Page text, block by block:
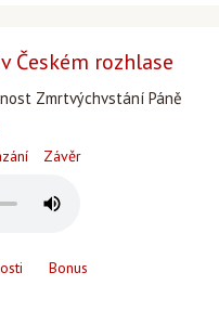
Českém rozhlase
Zmrtvýchvstání Páně
Závěr
Bonus